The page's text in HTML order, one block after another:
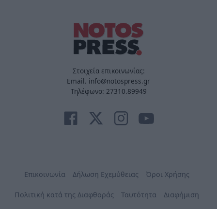
Στοιχεία επικοινωνίας:
Email. info@notospress.gr
Τηλέφωνο: 27310.89949
Επικοινωνία Δήλωση Εχεμύθειας Όροι Χρήσης
Πολιτική κατά της Διαφθοράς Ταυτότητα Διαφήμιση